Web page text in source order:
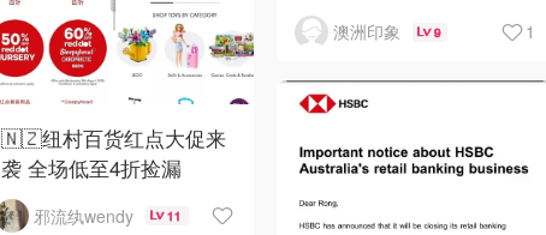
澳洲印象 9 1
🇳🇿纽村百货红点大促来
袭 全场低至4折捡漏
邪流纨wendy 11